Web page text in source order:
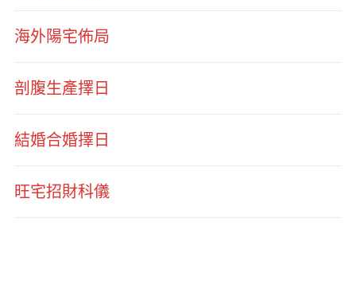
海外陽宅佈局
剖腹生產擇日
結婚合婚擇日
旺宅招財科儀